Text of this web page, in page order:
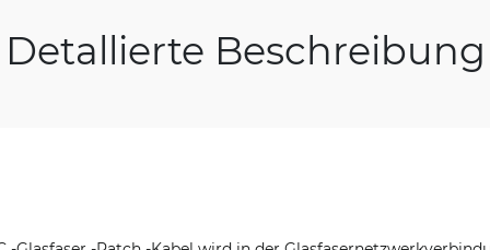
Detallierte Beschreibung